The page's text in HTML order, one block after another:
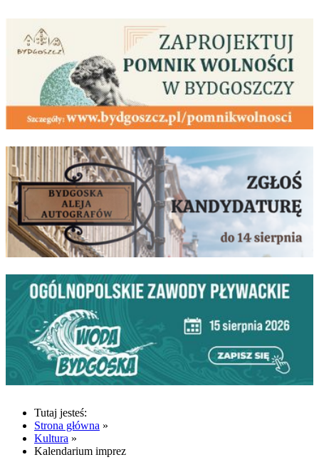
Tutaj jesteś:
Strona główna »
Kultura »
Kalendarium imprez